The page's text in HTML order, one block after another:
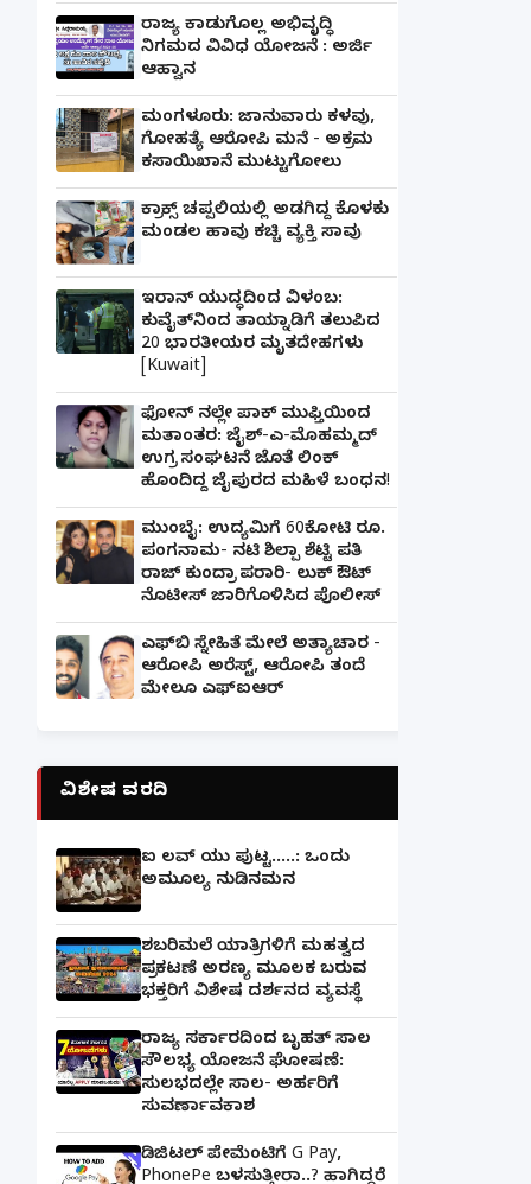
ರಾಜ್ಯ ಕಾಡುಗೊಲ್ಲ ಅಭಿವೃದ್ಧಿ
ನಿಗಮದ ವಿವಿಧ ಯೋಜನೆ : ಅರ್ಜಿ
ಆಹ್ವಾನ
ಮಂಗಳೂರು: ಜಾನುವಾರು ಕಳವು,
ಗೋಹತ್ಯೆ ಆರೋಪಿ ಮನೆ - ಅಕ್ರಮ
ಕಸಾಯಿಖಾನೆ ಮುಟ್ಟುಗೋಲು
ಕ್ರಾಕ್ಸ್ ಚಪ್ಪಲಿಯಲ್ಲಿ ಅಡಗಿದ್ದ ಕೊಳಕು
ಮಂಡಲ ಹಾವು ಕಚ್ಚಿ ವ್ಯಕ್ತಿ ಸಾವು
ಇರಾನ್ ಯುದ್ಧದಿಂದ ವಿಳಂಬ:
ಕುವೈತ್‌ನಿಂದ ತಾಯ್ನಾಡಿಗೆ ತಲುಪಿದ
20 ಭಾರತೀಯರ ಮೃತದೇಹಗಳು
[Kuwait]
ಫೋನ್ ನಲ್ಲೇ ಪಾಕ್ ಮುಫ್ತಿಯಿಂದ
ಮತಾಂತರ: ಜೈಶ್-ಎ-ಮೊಹಮ್ಮದ್
ಉಗ್ರ ಸಂಘಟನೆ ಜೊತೆ ಲಿಂಕ್
ಹೊಂದಿದ್ದ ಜೈಪುರದ ಮಹಿಳೆ ಬಂಧನ!
ಮುಂಬೈ: ಉದ್ಯಮಿಗೆ 60ಕೋಟಿ ರೂ.
ಪಂಗನಾಮ- ನಟಿ ಶಿಲ್ಪಾ ಶೆಟ್ಟಿ ಪತಿ
ರಾಜ್ ಕುಂದ್ರಾ ಪರಾರಿ- ಲುಕ್ ಔಟ್
ನೊಟೀಸ್ ಜಾರಿಗೊಳಿಸಿದ ಪೊಲೀಸ್
ಎಫ್‌ಬಿ ಸ್ನೇಹಿತೆ ಮೇಲೆ ಅತ್ಯಾಚಾರ -
ಆರೋಪಿ ಅರೆಸ್ಟ್, ಆರೋಪಿ ತಂದೆ
ಮೇಲೂ ಎಫ್ಐಆರ್
ವಿಶೇಷ ವರದಿ
ಐ ಲವ್ ಯು ಪುಟ್ಟ.....: ಒಂದು
ಅಮೂಲ್ಯ ನುಡಿನಮನ
ಶಬರಿಮಲೆ ಯಾತ್ರಿಗಳಿಗೆ ಮಹತ್ವದ
ಪ್ರಕಟಣೆ ಅರಣ್ಯ ಮೂಲಕ ಬರುವ
ಭಕ್ತರಿಗೆ ವಿಶೇಷ ದರ್ಶನದ ವ್ಯವಸ್ಥೆ
ರಾಜ್ಯ ಸರ್ಕಾರದಿಂದ ಬೃಹತ್ ಸಾಲ
ಸೌಲಭ್ಯ ಯೋಜನೆ ಘೋಷಣೆ:
ಸುಲಭದಲ್ಲೇ ಸಾಲ- ಅರ್ಹರಿಗೆ
ಸುವರ್ಣಾವಕಾಶ
ಡಿಜಿಟಲ್ ಪೇಮೆಂಟಿಗೆ G Pay,
PhonePe ಬಳಸುತ್ತೀರಾ..? ಹಾಗಿದ್ದರೆ